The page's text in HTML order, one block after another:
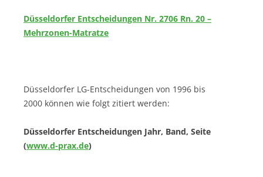
Düsseldorfer Entscheidungen Nr. 2706 Rn. 20 –
Mehrzonen-Matratze
Düsseldorfer LG-Entscheidungen von 1996 bis
2000 können wie folgt zitiert werden:
Düsseldorfer Entscheidungen Jahr, Band, Seite
(www.d-prax.de)